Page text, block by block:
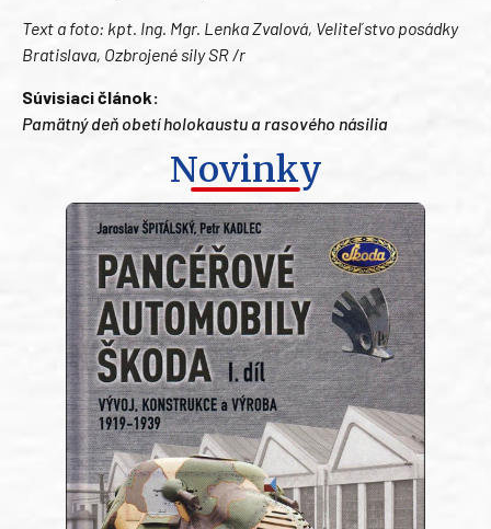
Text a foto: kpt. Ing. Mgr. Lenka Zvalová, Veliteľstvo posádky
Bratislava, Ozbrojené sily SR /r
Súvisiaci článok:
Pamätný deň obetí holokaustu a rasového násilia
Novinky